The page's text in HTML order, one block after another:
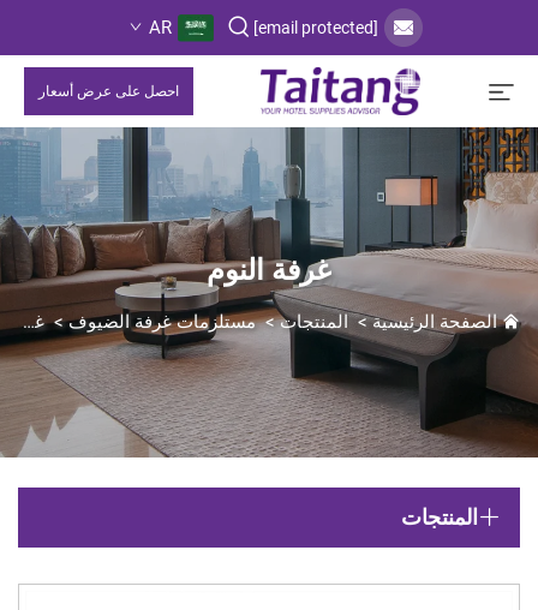
[email protected]
AR
احصل على عرض أسعار
غرفة النوم
الصفحة الرئيسية>المنتجات>مستلزمات غرفة الضيوف>غرفة النوم
المنتجات